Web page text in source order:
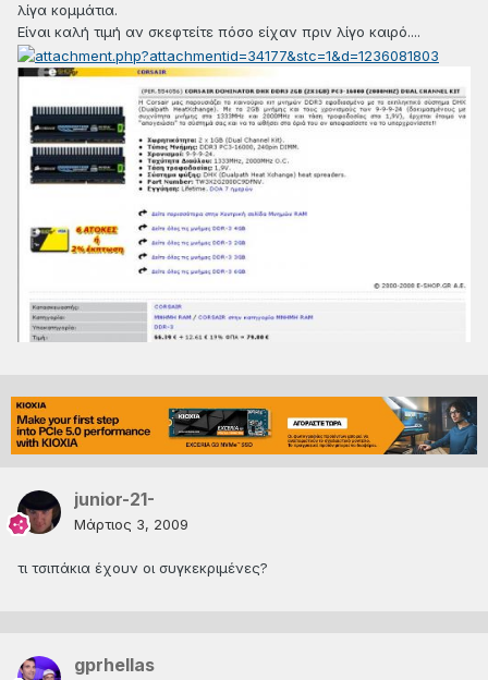
λίγα κομμάτια.
Είναι καλή τιμή αν σκεφτείτε πόσο είχαν πριν λίγο καιρό....
junior-21-
Μάρτιος 3, 2009
τι τσιπάκια έχουν οι συγκεκριμένες?
gprhellas